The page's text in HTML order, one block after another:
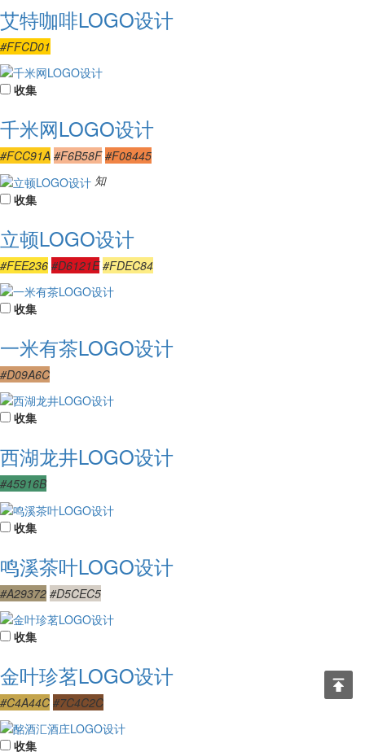
艾特咖啡LOGO设计
#FFCD01
收集
千米网LOGO设计
#FCC91A #F6B58F #F08445
知
收集
立顿LOGO设计
#FEE236 #D6121E #FDEC84
收集
一米有茶LOGO设计
#D09A6C
收集
西湖龙井LOGO设计
#45916B
收集
鸣溪茶叶LOGO设计
#A29372 #D5CEC5
收集
金叶珍茗LOGO设计
#C4A44C #7C4C2C
收集